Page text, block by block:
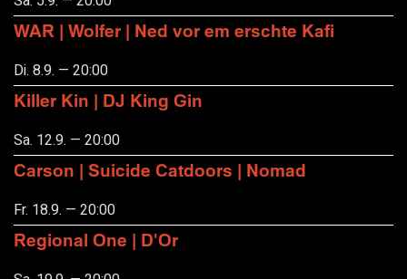
WAR | Wolfer | Ned vor em erschte Kafi
Di. 8.9. — 20:00
Killer Kin | DJ King Gin
Sa. 12.9. — 20:00
Carson | Suicide Catdoors | Nomad
Fr. 18.9. — 20:00
Regional One | D'Or